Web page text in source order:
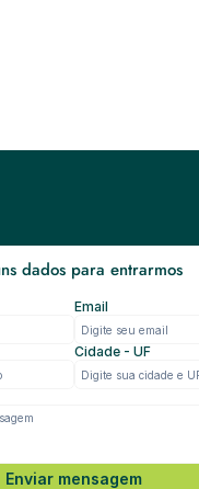
dados para entrarmos
Email
Cidade - UF
Enviar mensagem